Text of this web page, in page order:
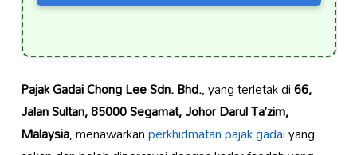
Pajak Gadai Chong Lee Sdn. Bhd., yang terletak di66,
Jalan Sultan, 85000 Segamat, Johor Darul Ta’zim,
Malaysia, menawarkanperkhidmatan pajak gadaiyang